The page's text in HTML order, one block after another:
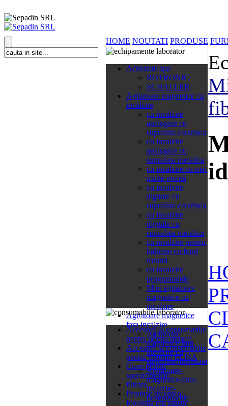
HOME NOUTATI PRODUSE
Activitate apa
ROTRONIC
SCHALLER
Agitatoare magnetice cu
incalzire
cu incalzire
analogice cu
suprafata ceramica
cu incalzire
analogice cu
suprafata metalica
cu incalzire cu mai
multe pozitii
cu incalzire
digitale cu
suprafata ceramica
cu incalzire
digitale cu
suprafata metalica
cu incalzire pentru
baloane cu fund
rotund
cu incalzire
programabile
Mini agitatoare
magnetice cu
incalzire
Agitatoare magnetice
fara incalzire
Agitatoare
magnetice fara
incalzire cu
suprafata iluminata
Agitatoare-
magnetice-fara-
incalzire-
programabile
26 categorii
Accesorii si consumabile
pentru igiena muncii
Accesorii si consumabile
pentru sisteme ELISA
Cuve pentru
spectrometrie
filtrare
Produse de unica
folosinta din plastic